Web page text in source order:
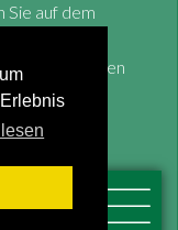
Sie auf dem
Sie unseren